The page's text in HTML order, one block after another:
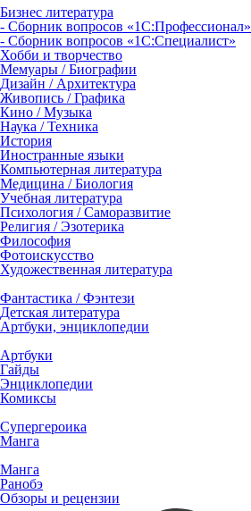
Бизнес литература
- Сборник вопросов «1С:Профессионал»
- Сборник вопросов «1С:Специалист»
Хобби и творчество
Мемуары / Биографии
Дизайн / Архитектура
Живопись / Графика
Кино / Музыка
Наука / Техника
История
Иностранные языки
Компьютерная литература
Медицина / Биология
Учебная литература
Психология / Саморазвитие
Религия / Эзотерика
Философия
Фотоискусство
Художественная литература
Фантастика / Фэнтези
Детская литература
Артбуки, энциклопедии
Артбуки
Гайды
Энциклопедии
Комиксы
Супергероика
Манга
Манга
Ранобэ
Обзоры и рецензии